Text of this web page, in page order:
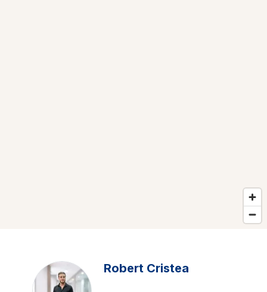
Robert Cristea